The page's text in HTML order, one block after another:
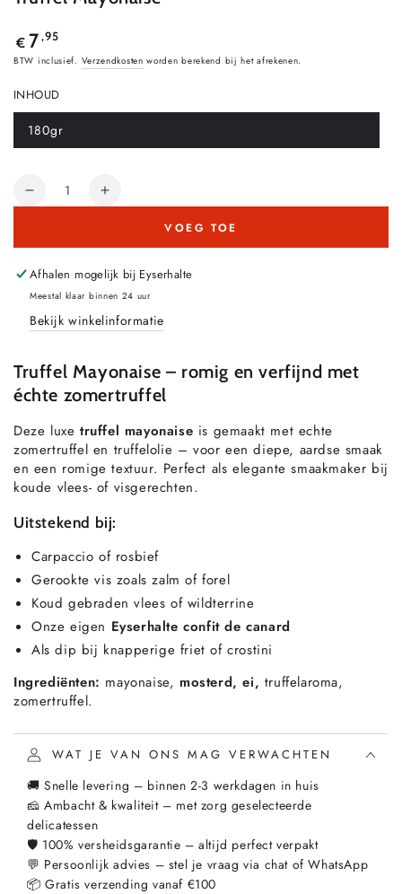
Normale
prijs
€ 7,95
BTW inclusief. Verzendkosten worden berekend bij het afrekenen.
INHOUD
180gr
Variant
uitverkocht
beschikbaar
Hoeveelheid
Aantal
Mayonaise
Aantal
Mayonaise
VOEG TOE
Afhalen mogelijk bij Eyserhalte
Meestal klaar binnen 24 uur
Bekijk winkelinformatie
Truffel Mayonaise – romig en verfijnd met
échte zomertruffel
Deze luxe truffel mayonaise is gemaakt met echte
zomertruffel en truffelolie – voor een diepe, aardse smaak
en een romige textuur. Perfect als elegante smaakmaker bij
koude vlees- of visgerechten.
Uitstekend bij:
Carpaccio of rosbief
Gerookte vis zoals zalm of forel
Koud gebraden vlees of wildterrine
Onze eigen Eyserhalte confit de canard
Als dip bij knapperige friet of crostini
Ingrediënten: mayonaise, mosterd, ei, truffelaroma,
zomertruffel.
WAT JE VAN ONS MAG VERWACHTEN
🚚 Snelle levering – binnen 2-3 werkdagen in huis
🧀 Ambacht & kwaliteit – met zorg geselecteerde
delicatessen
🛡️ 100% versheidsgarantie – altijd perfect verpakt
💬 Persoonlijk advies – stel je vraag via chat of WhatsApp
📦 Gratis verzending vanaf €100